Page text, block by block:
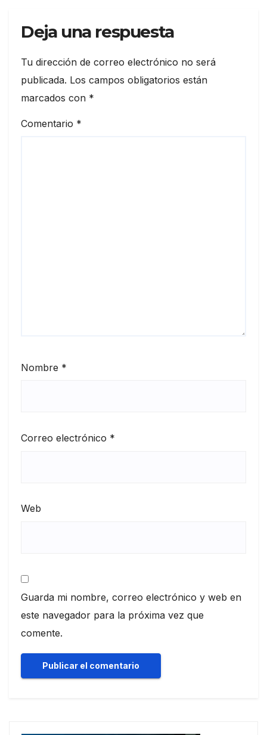
Deja una respuesta
Tu dirección de correo electrónico no será
publicada. Los campos obligatorios están
marcados con *
Comentario *
Nombre *
Correo electrónico *
Web
Guarda mi nombre, correo electrónico y web en
este navegador para la próxima vez que
comente.